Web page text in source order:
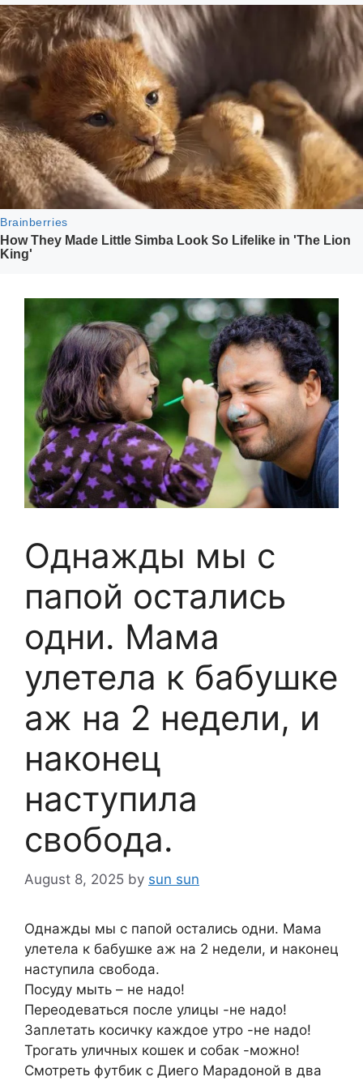
Однажды мы с
папой остались
одни. Мама
улетела к бабушке
аж на 2 недели, и
наконец
наступила
свобода.
August 8, 2025 by sun sun
Однажды мы с папой остались одни. Мама
улетела к бабушке аж на 2 недели, и наконец
наступила свобода.
Посуду мыть – не надо!
Переодеваться после улицы -не надо!
Заплетать косичку каждое утро -не надо!
Трогать уличных кошек и собак -можно!
Смотреть футбик с Диего Марадоной в два